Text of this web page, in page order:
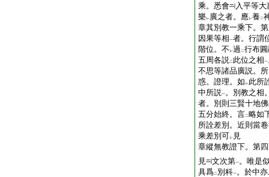
乘。悉會
入平等大
樂レ廣之者。應レ養二
章其別教一乘下。
因果等相一者。行謂
階位。不 レ過 二行布
五周各説二 此位之相一
不思等諸品廣説。所
惑。證理。如 レ此所
中所説一。別教之相
者。別則三賢十地
五分始終。言二略如
所詮差別。近則當
乘差別可レ 見
章縱無教證下。第
見
文次第一。唯是
具爲二 別科一。於中